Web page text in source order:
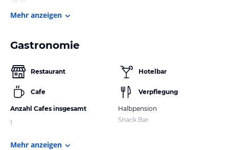
Mehr anzeigen
Gastronomie
Restaurant
Cafe
Anzahl Cafes insgesamt
1
Hotelbar
Verpflegung
Halbpension
Snack Bar
Mehr anzeigen